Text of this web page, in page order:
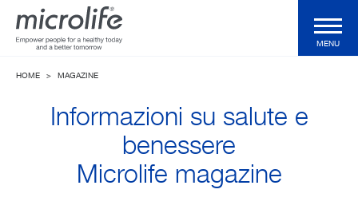
Prodotti Professionali
MENU
HOME > MAGAZINE
Informazioni su salute e
benessere
Microlife magazine